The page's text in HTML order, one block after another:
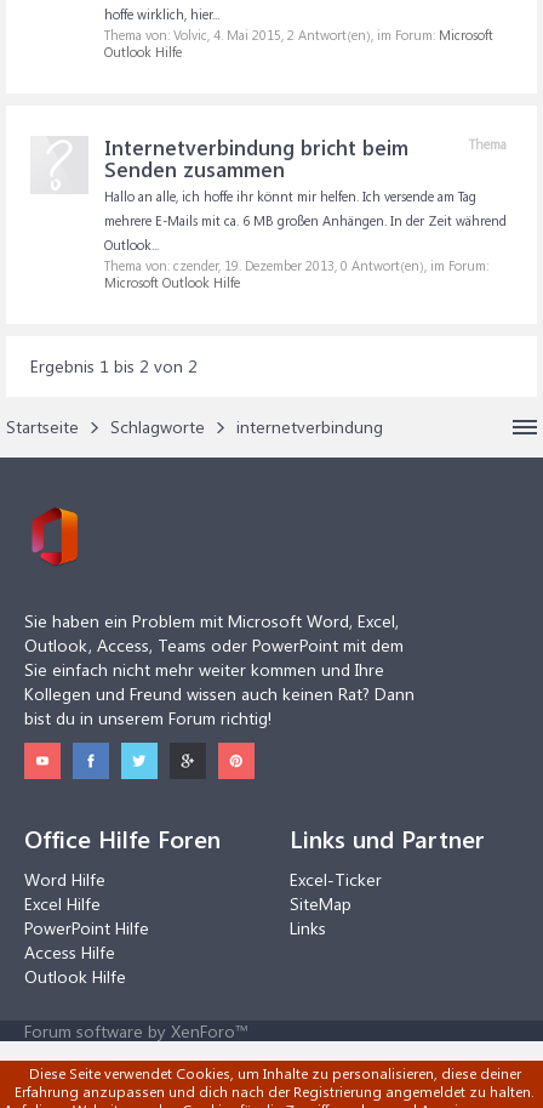
hoffe wirklich, hier...
Thema von: Volvic, 4. Mai 2015, 2 Antwort(en), im Forum: Microsoft
Outlook Hilfe
Thema
Internetverbindung bricht beim
Senden zusammen
Hallo an alle, ich hoffe ihr könnt mir helfen. Ich versende am Tag
mehrere E-Mails mit ca. 6 MB großen Anhängen. In der Zeit während
Outlook...
Thema von: czender, 19. Dezember 2013, 0 Antwort(en), im Forum:
Microsoft Outlook Hilfe
Ergebnis 1 bis 2 von 2
Startseite Schlagworte internetverbindung
Sie haben ein Problem mit Microsoft Word, Excel,
Outlook, Access, Teams oder PowerPoint mit dem
Sie einfach nicht mehr weiter kommen und Ihre
Kollegen und Freund wissen auch keinen Rat? Dann
bist du in unserem Forum richtig!
Office Hilfe Foren
Word Hilfe
Excel Hilfe
PowerPoint Hilfe
Access Hilfe
Outlook Hilfe
Links und Partner
Excel-Ticker
SiteMap
Links
Forum software by XenForo™
Diese Seite verwendet Cookies, um Inhalte zu personalisieren, diese deiner
Erfahrung anzupassen und dich nach der Registrierung angemeldet zu halten.